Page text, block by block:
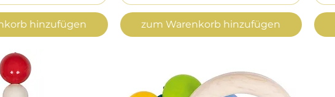
hinzufügen zum Warenkorb hinzufügen